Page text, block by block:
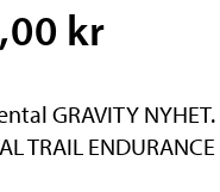
kr
GRAVITY NYHET.
TRAIL ENDURANCE